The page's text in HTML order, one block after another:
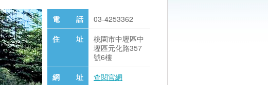
電 話
03-4253362
住 址
桃園市中壢區中
壢區元化路357
號6樓
網 址
查閱官網